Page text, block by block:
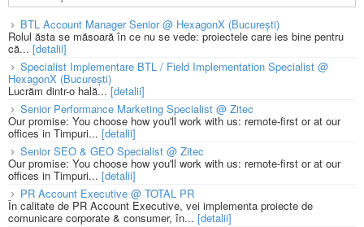
BTL Account Manager Senior @ HexagonX (București)
Rolul ăsta se măsoară în ce nu se vede: proiectele care ies bine pentru
că... [detalii]
Specialist Implementare BTL / Field Implementation Specialist @
HexagonX (București)
Lucrăm dintr-o hală...[detalii]
Senior Performance Marketing Specialist @ Zitec
Our promise: You choose how you'll work with us: remote-first or at our
offices in Timpuri... [detalii]
Senior SEO & GEO Specialist @ Zitec
Our promise: You choose how you'll work with us: remote-first or at our
offices in Timpuri... [detalii]
PR Account Executive @ TOTAL PR
În calitate de PR Account Executive, vei implementa proiecte de
comunicare corporate & consumer, în... [detalii]